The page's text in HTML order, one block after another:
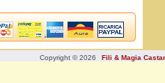
Copyright © 2026 Fili & Magia